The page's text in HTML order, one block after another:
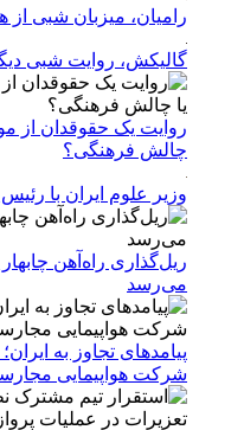
رامیان، میزبان شبی
گالیکش، روایت شبی
روایت یک حقوقدان از
چالش فرهنگی؟
وزیر علوم ایران با
ریل‌گذاری راه‌آهن چابهار
می‌رسد
شرکت هواپیمایی